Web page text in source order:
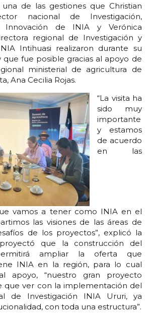
de las gestiones que Christian
nacional de Investigación,
de INIA y Verónica
regional de Investigación y
Intihuasi realizaron durante su
que fue posible gracias al apoyo de
ministerial de agricultura de
Ana Cecilia Rojas.
“La visita ha
sido muy
importante
y estamos
de acuerdo
en las
vamos a tener como INIA en el
las visiones de las áreas de
de los proyectos”, explicó la
que la construcción del
ampliar la oferta que
INIA en la región, para lo cual
apoyo, “nuestro gran proyecto
que ver con la implementación del
de Investigación INIA Ururi, ya
con toda una estructura”.